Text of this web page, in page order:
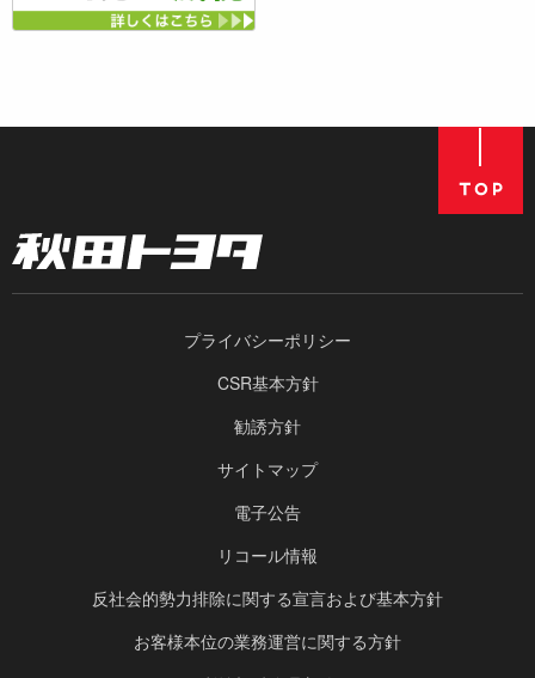
プライバシーポリシー
CSR基本方針
勧誘方針
サイトマップ
電子公告
リコール情報
反社会的勢力排除に関する宣言および基本方針
お客様本位の業務運営に関する方針